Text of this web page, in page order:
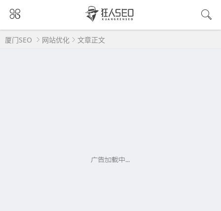
厦门SEO 网站优化 文章正文